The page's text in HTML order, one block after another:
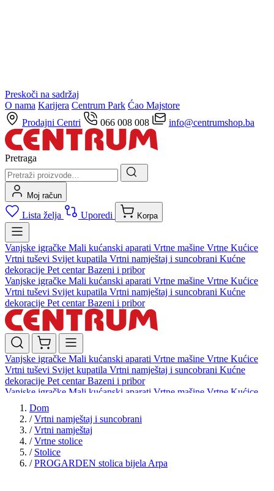
Preskoči na sadržaj
O nama Karijera Centrum Park Ćao Majstore
Prodajni Centri
066 008 008 info@centrumshop.ba
Pretraga
Moj račun
Lista želja Uporedi Korpa
Vanjske igračke Mali kućanski aparati Vrtne mašine Vrtne Kućice
Vrtni tuševi Svijet kupatila Vrtni namještaj i suncobrani Kućne
dekoracije Pet centarBazeni i pribor
Vanjske igračke Mali kućanski aparati Vrtne mašine Vrtne Kućice
Vrtni tuševi Svijet kupatila Vrtni namještaj i suncobrani Kućne
dekoracije Pet centarBazeni i pribor
Vanjske igračke Mali kućanski aparati Vrtne mašine Vrtne Kućice
Vrtni tuševi Svijet kupatila Vrtni namještaj i suncobrani Kućne
dekoracije Pet centarBazeni i pribor
Vanjske igračke Mali kućanski aparati Vrtne mašine Vrtne Kućice
Vrtni tuševi
dekoracijePet centar Bazeni i pribor
Dom
/ Vrtni namještaj i suncobrani
/ Vrtni namještaj
/ Vrtne stolice
/ Stolice
/ PROGARDEN stolica bijela Arpa